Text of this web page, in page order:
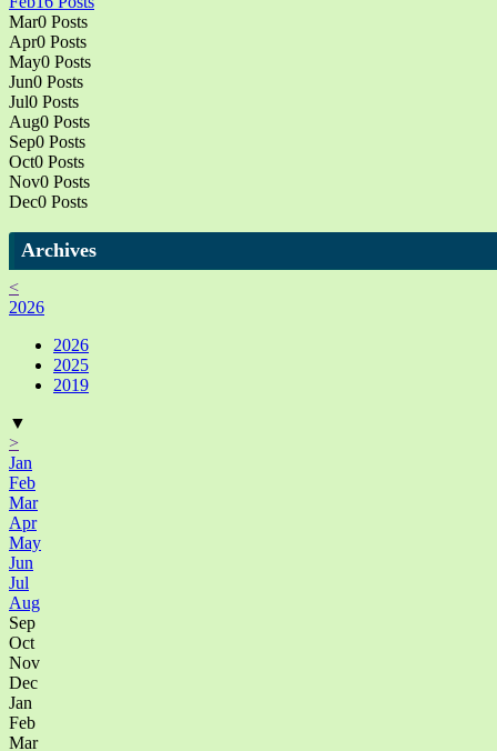
Mar0 Posts
Apr0 Posts
May0 Posts
Jun0 Posts
Jul0 Posts
Aug0 Posts
Sep0 Posts
Oct0 Posts
Nov0 Posts
Dec0 Posts
Archives
<
2026
2026
2025
2019
▼
>
Jan
Feb
Mar
Apr
May
Jun
Jul
Aug
Sep
Oct
Nov
Dec
Jan
Feb
Mar